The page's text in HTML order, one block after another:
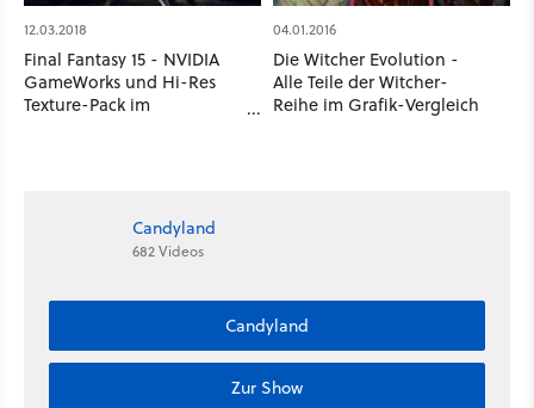
12.03.2018
Final Fantasy 15 - NVIDIA
GameWorks und Hi-Res
Texture-Pack im
04.01.2016
Die Witcher Evolution -
Alle Teile der Witcher-
Reihe im Grafik-Vergleich
Candyland
682 Videos
Candyland
Zur Show